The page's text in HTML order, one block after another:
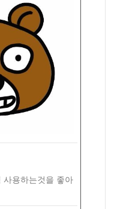
사용하는것을 좋아